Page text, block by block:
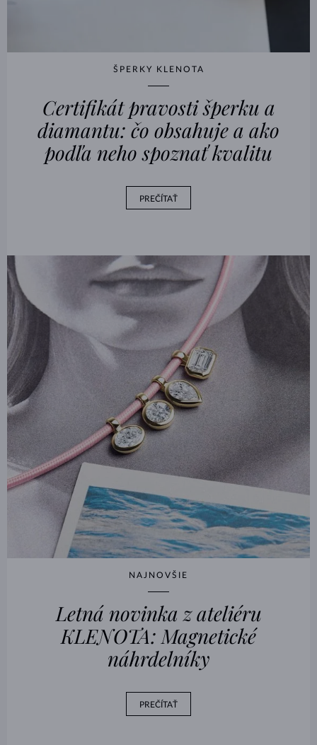
ŠPERKY KLENOTA
Certifikát pravosti šperku a
diamantu: čo obsahuje a ako
podľa neho spoznať kvalitu
PREČÍTAŤ
NAJNOVŠIE
Letná novinka z ateliéru
KLENOTA: Magnetické
náhrdelníky
PREČÍTAŤ